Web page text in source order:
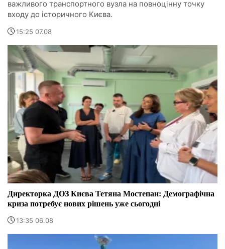
важливого транспортного вузла на повноцінну точку
входу до історичного Києва.
15:25 07.08
Директорка ДОЗ Києва Тетяна Мостепан: Демографічна
криза потребує нових рішень уже сьогодні
13:35 06.08